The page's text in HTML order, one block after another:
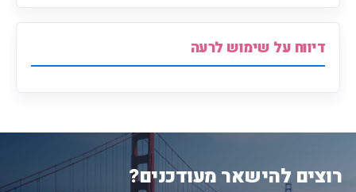
דיווח על שימוש לרעה
רוצים להישאר מעודכנים?